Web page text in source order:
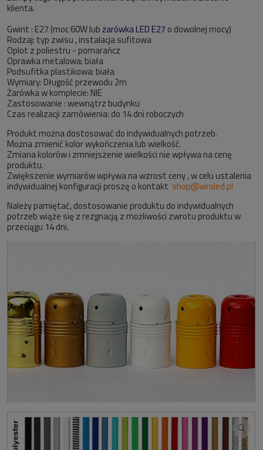
klienta.
Gwint : E27 (moc 60W lubżarówka LED E27 o dowolnej mocy)
Rodzaj: typ zwisu , instalacja sufitowa
Oplot z poliestru - pomarańcz
Oprawka metalowa: biała
Podsufitka plastikowa: biała
Wymiary: Długość przewodu 2m
Żarówka w komplecie: NIE
Zastosowanie : wewnątrz budynku
Czas realizacji zamówienia: do 14 dni roboczych
Produkt można dostosować do indywidualnych potrzeb.
Można zmienić kolor wykończenia lub wielkość.
Zmiana kolorów i zmniejszenie wielkości nie wpływa na cenę
produktu.
Zwiększenie wymiarów wpływa na wzrost ceny , w celu ustalenia
indywidualnej konfiguracji proszę o kontakt shop@wroled.pl
Należy pamiętać, dostosowanie produktu do indywidualnych
potrzeb wiąże się z rezgnacją z możliwości zwrotu produktu w
przeciągu 14 dni.